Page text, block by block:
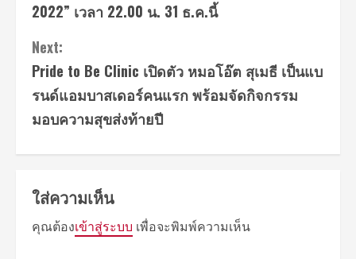
2022” เวลา 22.00 น. 31 ธ.ค.นี้
Next:
Pride to Be Clinic เปิดตัว หมอโอ๊ต สุเมธี เป็นแบ
รนด์แอมบาสเดอร์คนแรก พร้อมจัดกิจกรรม
มอบความสุขส่งท้ายปี
ใส่ความเห็น
คุณต้องเข้าสู่ระบบ เพื่อจะพิมพ์ความเห็น